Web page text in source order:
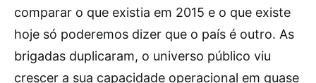
comparar o que existia em 2015 e o que existe
hoje só poderemos dizer que o país é outro. As
brigadas duplicaram, o universo público viu
crescer a sua capacidade operacional em quase